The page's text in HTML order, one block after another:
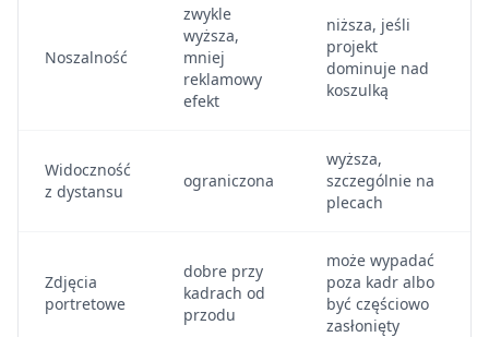
Noszalność
zwykle
wyższa,
mniej
reklamowy
efekt
niższa, jeśli
projekt
dominuje nad
koszulką
Widoczność
z dystansu
ograniczona
wyższa,
szczególnie na
plecach
Zdjęcia
portretowe
dobre przy
kadrach od
przodu
może wypadać
poza kadr albo
być częściowo
zasłonięty